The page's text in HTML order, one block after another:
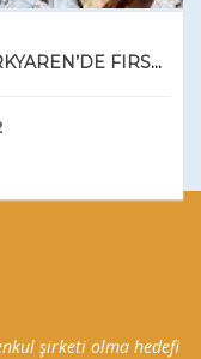
SİNERJİ’DEN UŞAK KARAHALLI KIRKYAREN’DE FIRSAT SATILIK ARAZİ
şirketi olma hedefi